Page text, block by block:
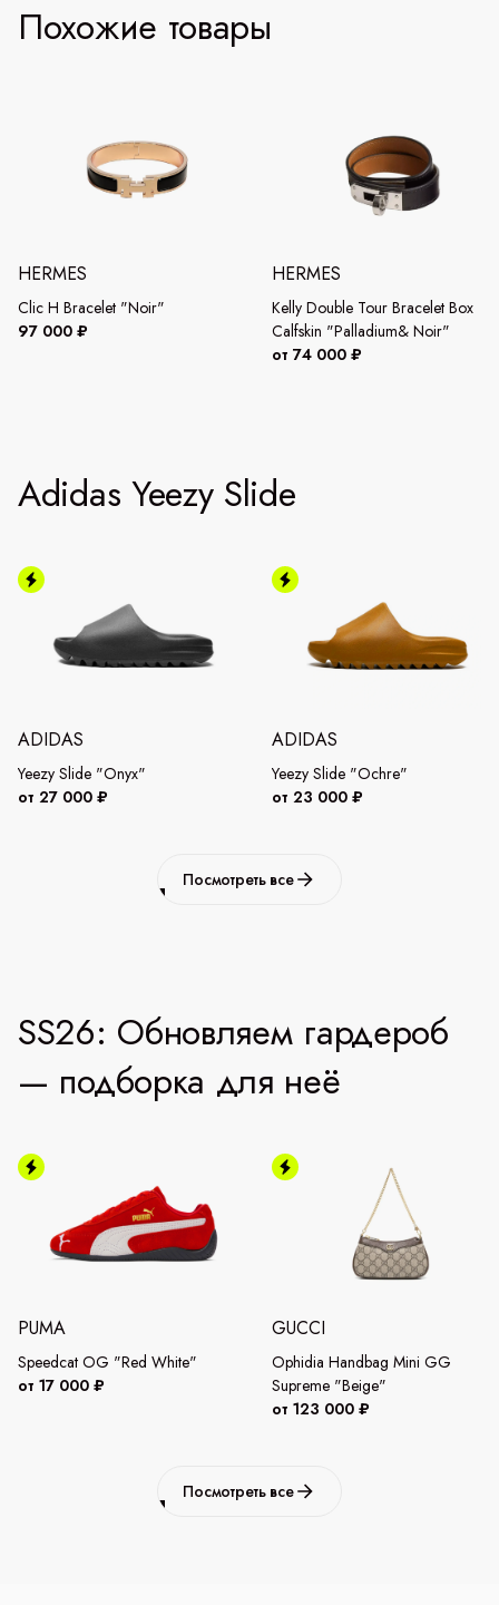
Похожие товары
HERMES
Clic H Bracelet "Noir"
97 000 ₽
HERMES
Kelly Double Tour Bracelet Box
Calfskin "Palladium& Noir"
от 74 000 ₽
Adidas Yeezy Slide
ADIDAS
Yeezy Slide "Onyx"
от 27 000 ₽
ADIDAS
Yeezy Slide "Ochre"
от 23 000 ₽
Посмотреть все
SS26: Обновляем гардероб
— подборка для неё
PUMA
Speedcat OG "Red White"
от 17 000 ₽
GUCCI
Ophidia Handbag Mini GG
Supreme "Beige"
от 123 000 ₽
Посмотреть все